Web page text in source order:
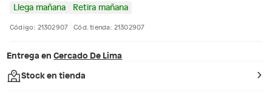
Llega mañana Retira mañana
Código: 21302907 Cód. tienda: 21302907
Entrega en Cercado De Lima
Stock en tienda